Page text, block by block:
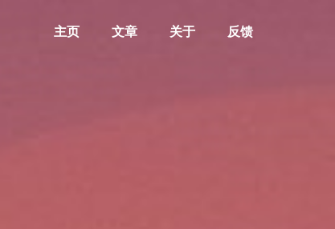
主页 文章 关于 反馈